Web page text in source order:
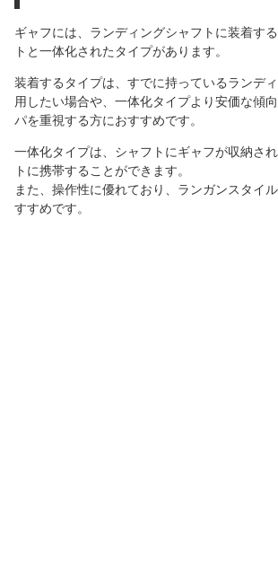
ギャフには、ランディングシャフトに装着す
トと一体化されたタイプがあります。
装着するタイプは、すでに持っているランデ
用したい場合や、一体化タイプより安価な傾
パを重視する方におすすめです。
一体化タイプは、シャフトにギャフが収納さ
トに携帯することができます。
また、操作性に優れており、ランガンスタイ
すすめです。